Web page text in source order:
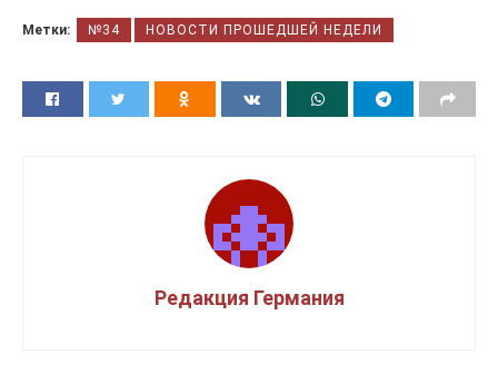
Метки: №34 НОВОСТИ ПРОШЕДШЕЙ НЕДЕЛИ
Редакция Германия